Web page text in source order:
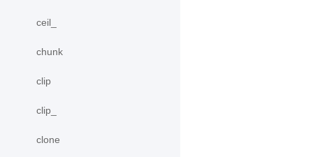
ceil_
chunk
clip
clip_
clone